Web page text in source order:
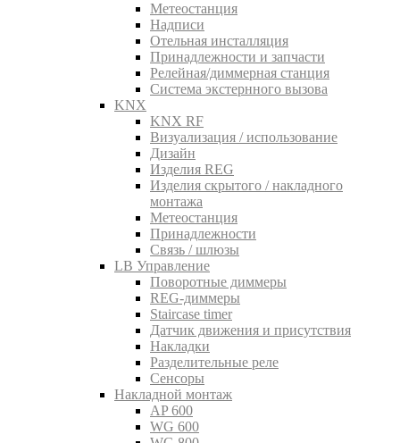
Метеостанция
Надписи
Отельная инсталляция
Принадлежности и запчасти
Релейная/диммерная станция
Система экстернного вызова
KNX
KNX RF
Визуализация / использование
Дизайн
Изделия REG
Изделия скрытого / накладного
монтажа
Метеостанция
Принадлежности
Связь / шлюзы
LB Управление
Поворотные диммеры
REG-диммеры
Staircase timer
Датчик движения и присутствия
Накладки
Разделительные реле
Сенсоры
Накладной монтаж
AP 600
WG 600